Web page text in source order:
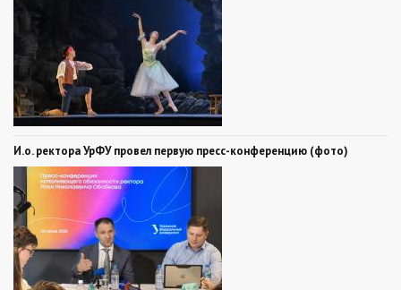
И.о. ректора УрФУ провел первую пресс-конференцию (фото)